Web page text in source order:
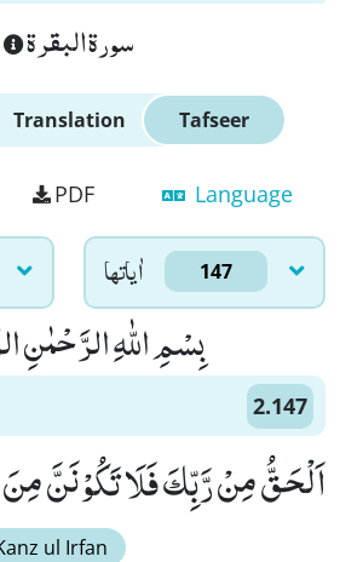
سورة البقرة
Translation Tafseer
PDF Language
اٰياتها 147
بِسْمِ اللّٰهِ الرَّحْمٰنِ
2.147
اَلْحَقُّ مِنْ رَّبِّكَ فَلَا تَكُوْنَنَّ مِنَ
ul Irfan